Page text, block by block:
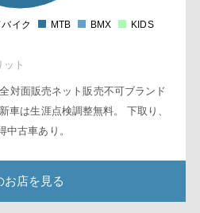
0
イク MTB BMX KIDS
ト
対面販売ネット販売不可ブランド
車は生涯点検調整無料。 下取り、
古車あり。
お店を見る